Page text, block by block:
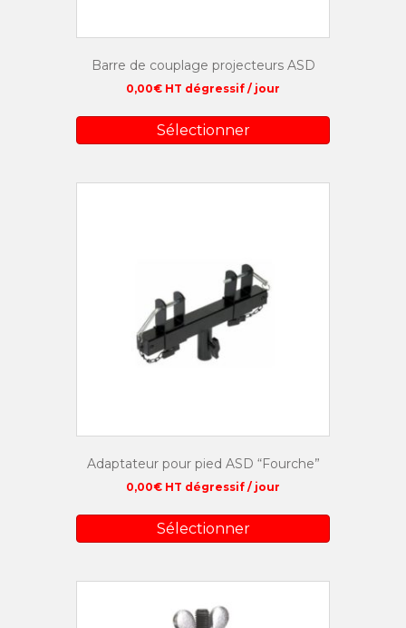
Barre de couplage projecteurs ASD
0,00€ HT dégressif / jour
Sélectionner
Adaptateur pour pied ASD “Fourche”
0,00€ HT dégressif / jour
Sélectionner